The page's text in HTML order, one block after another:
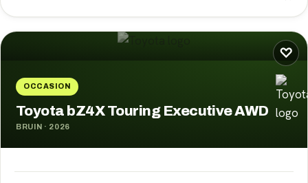
♡
OCCASION
Toyota bZ4X Touring Executive AWD
BRUIN · 2026